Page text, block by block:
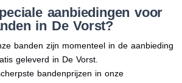
aanbiedingen voor
in De Vorst?
banden zijn momenteel in de aanbieding
geleverd in De Vorst.
bandenprijzen in onze